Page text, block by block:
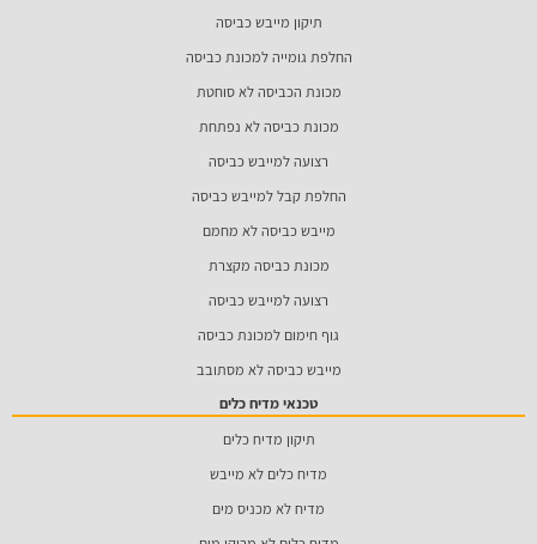
תיקון מייבש כביסה
החלפת גומייה למכונת כביסה
מכונת הכביסה לא סוחטת
מכונת כביסה לא נפתחת
רצועה למייבש כביסה
החלפת קבל למייבש כביסה
מייבש כביסה לא מחמם
מכונת כביסה מקצרת
רצועה למייבש כביסה
גוף חימום למכונת כביסה
מייבש כביסה לא מסתובב
טכנאי מדיח כלים
תיקון מדיח כלים
מדיח כלים לא מייבש
מדיח לא מכניס מים